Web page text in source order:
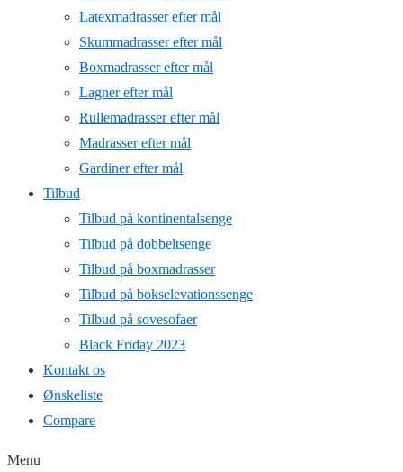
Latexmadrasser efter mål
Skummadrasser efter mål
Boxmadrasser efter mål
Lagner efter mål
Rullemadrasser efter mål
Madrasser efter mål
Gardiner efter mål
Tilbud
Tilbud på kontinentalsenge
Tilbud på dobbeltsenge
Tilbud på boxmadrasser
Tilbud på bokselevationssenge
Tilbud på sovesofaer
Black Friday 2023
Kontakt os
Ønskeliste
Compare
Menu